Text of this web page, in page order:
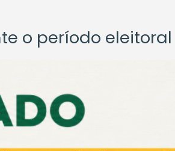
o período eleitoral